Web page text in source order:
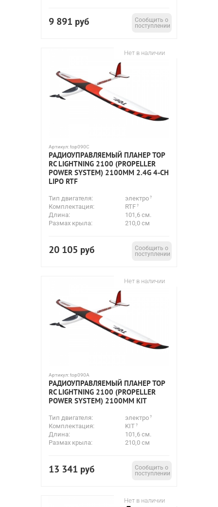
9 891 руб
Сообщить о
поступлении
Нет в наличии
Артикул:top090C
РАДИОУПРАВЛЯЕМЫЙ ПЛАНЕР TOP
RC LIGHTNING 2100 (PROPELLER
POWER SYSTEM) 2100ММ 2.4G 4-CH
LIPO RTF
Тип двигателя:
электро
Комплектация:
RTF
Длина:
101,6 см.
Размах крыла:
210,0 см
20 105 руб
Сообщить о
поступлении
Нет в наличии
Артикул:top090A
РАДИОУПРАВЛЯЕМЫЙ ПЛАНЕР TOP
RC LIGHTNING 2100 (PROPELLER
POWER SYSTEM) 2100ММ KIT
Тип двигателя:
электро
Комплектация:
KIT
Длина:
101,6 см.
Размах крыла:
210,0 см
13 341 руб
Сообщить о
поступлении
Нет в наличии